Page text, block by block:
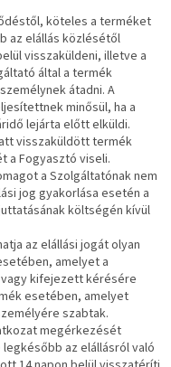
köteles a terméket
az elállás közlésétől
visszaküldeni, illetve a
által a termék
átadni. A
minősül, ha a
lejárta előtt elküldi.
visszaküldött termék
a Fogyasztó viseli.
a Szolgáltatónak nem
jog gyakorlása esetén a
költségén kívül
az elállási jogát olyan
amelyet a
kifejezett kérésére
esetében, amelyet
szabtak.
megérkezését
az elállásról való